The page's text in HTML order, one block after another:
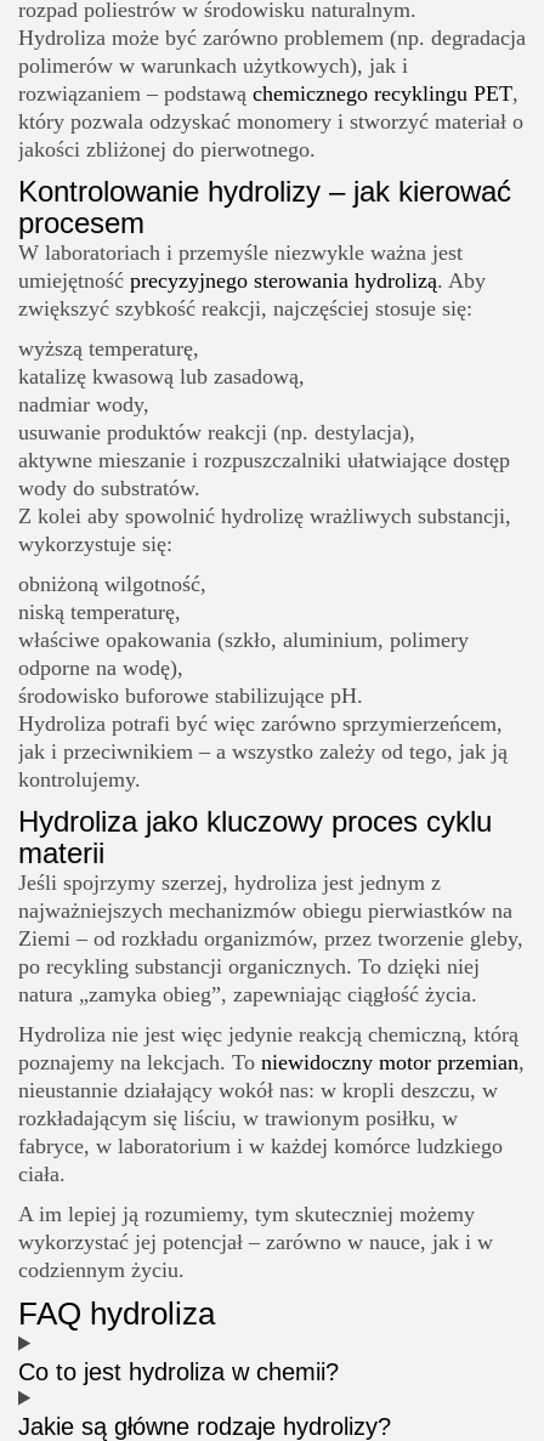
rozpad poliestrów w środowisku naturalnym.
Hydroliza może być zarówno problemem (np. degradacja
polimerów w warunkach użytkowych), jak i
rozwiązaniem – podstawą chemicznego recyklingu PET,
który pozwala odzyskać monomery i stworzyć materiał o
jakości zbliżonej do pierwotnego.
Kontrolowanie hydrolizy – jak kierować
procesem
W laboratoriach i przemyśle niezwykle ważna jest
umiejętność precyzyjnego sterowania hydrolizą. Aby
zwiększyć szybkość reakcji, najczęściej stosuje się:
wyższą temperaturę,
katalizę kwasową lub zasadową,
nadmiar wody,
usuwanie produktów reakcji (np. destylacja),
aktywne mieszanie i rozpuszczalniki ułatwiające dostęp
wody do substratów.
Z kolei aby spowolnić hydrolizę wrażliwych substancji,
wykorzystuje się:
obniżoną wilgotność,
niską temperaturę,
właściwe opakowania (szkło, aluminium, polimery
odporne na wodę),
środowisko buforowe stabilizujące pH.
Hydroliza potrafi być więc zarówno sprzymierzeńcem,
jak i przeciwnikiem – a wszystko zależy od tego, jak ją
kontrolujemy.
Hydroliza jako kluczowy proces cyklu
materii
Jeśli spojrzymy szerzej, hydroliza jest jednym z
najważniejszych mechanizmów obiegu pierwiastków na
Ziemi – od rozkładu organizmów, przez tworzenie gleby,
po recykling substancji organicznych. To dzięki niej
natura „zamyka obieg”, zapewniając ciągłość życia.
Hydroliza nie jest więc jedynie reakcją chemiczną, którą
poznajemy na lekcjach. To niewidoczny motor przemian,
nieustannie działający wokół nas: w kropli deszczu, w
rozkładającym się liściu, w trawionym posiłku, w
fabryce, w laboratorium i w każdej komórce ludzkiego
ciała.
A im lepiej ją rozumiemy, tym skuteczniej możemy
wykorzystać jej potencjał – zarówno w nauce, jak i w
codziennym życiu.
FAQ hydroliza
Co to jest hydroliza w chemii?
Jakie są główne rodzaje hydrolizy?